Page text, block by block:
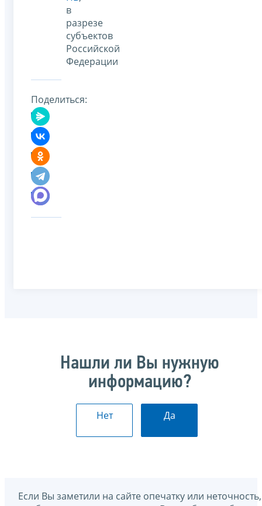
в
разрезе
субъектов
Российской
Федерации
Поделиться:
Нашли ли Вы нужную
информацию?
Нет Да
Если Вы заметили на сайте опечатку или неточность,